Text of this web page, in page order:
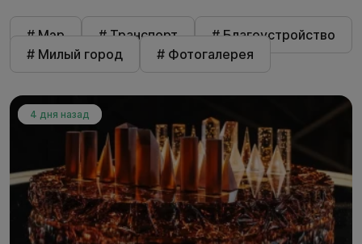
# Мэр # Транспорт
# Благоустройство
# Милый город
# Фотогалерея
4 дня назад